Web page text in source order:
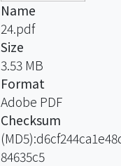
Name
24.pdf
Size
3.53 MB
Format
Adobe PDF
Checksum
84635c5